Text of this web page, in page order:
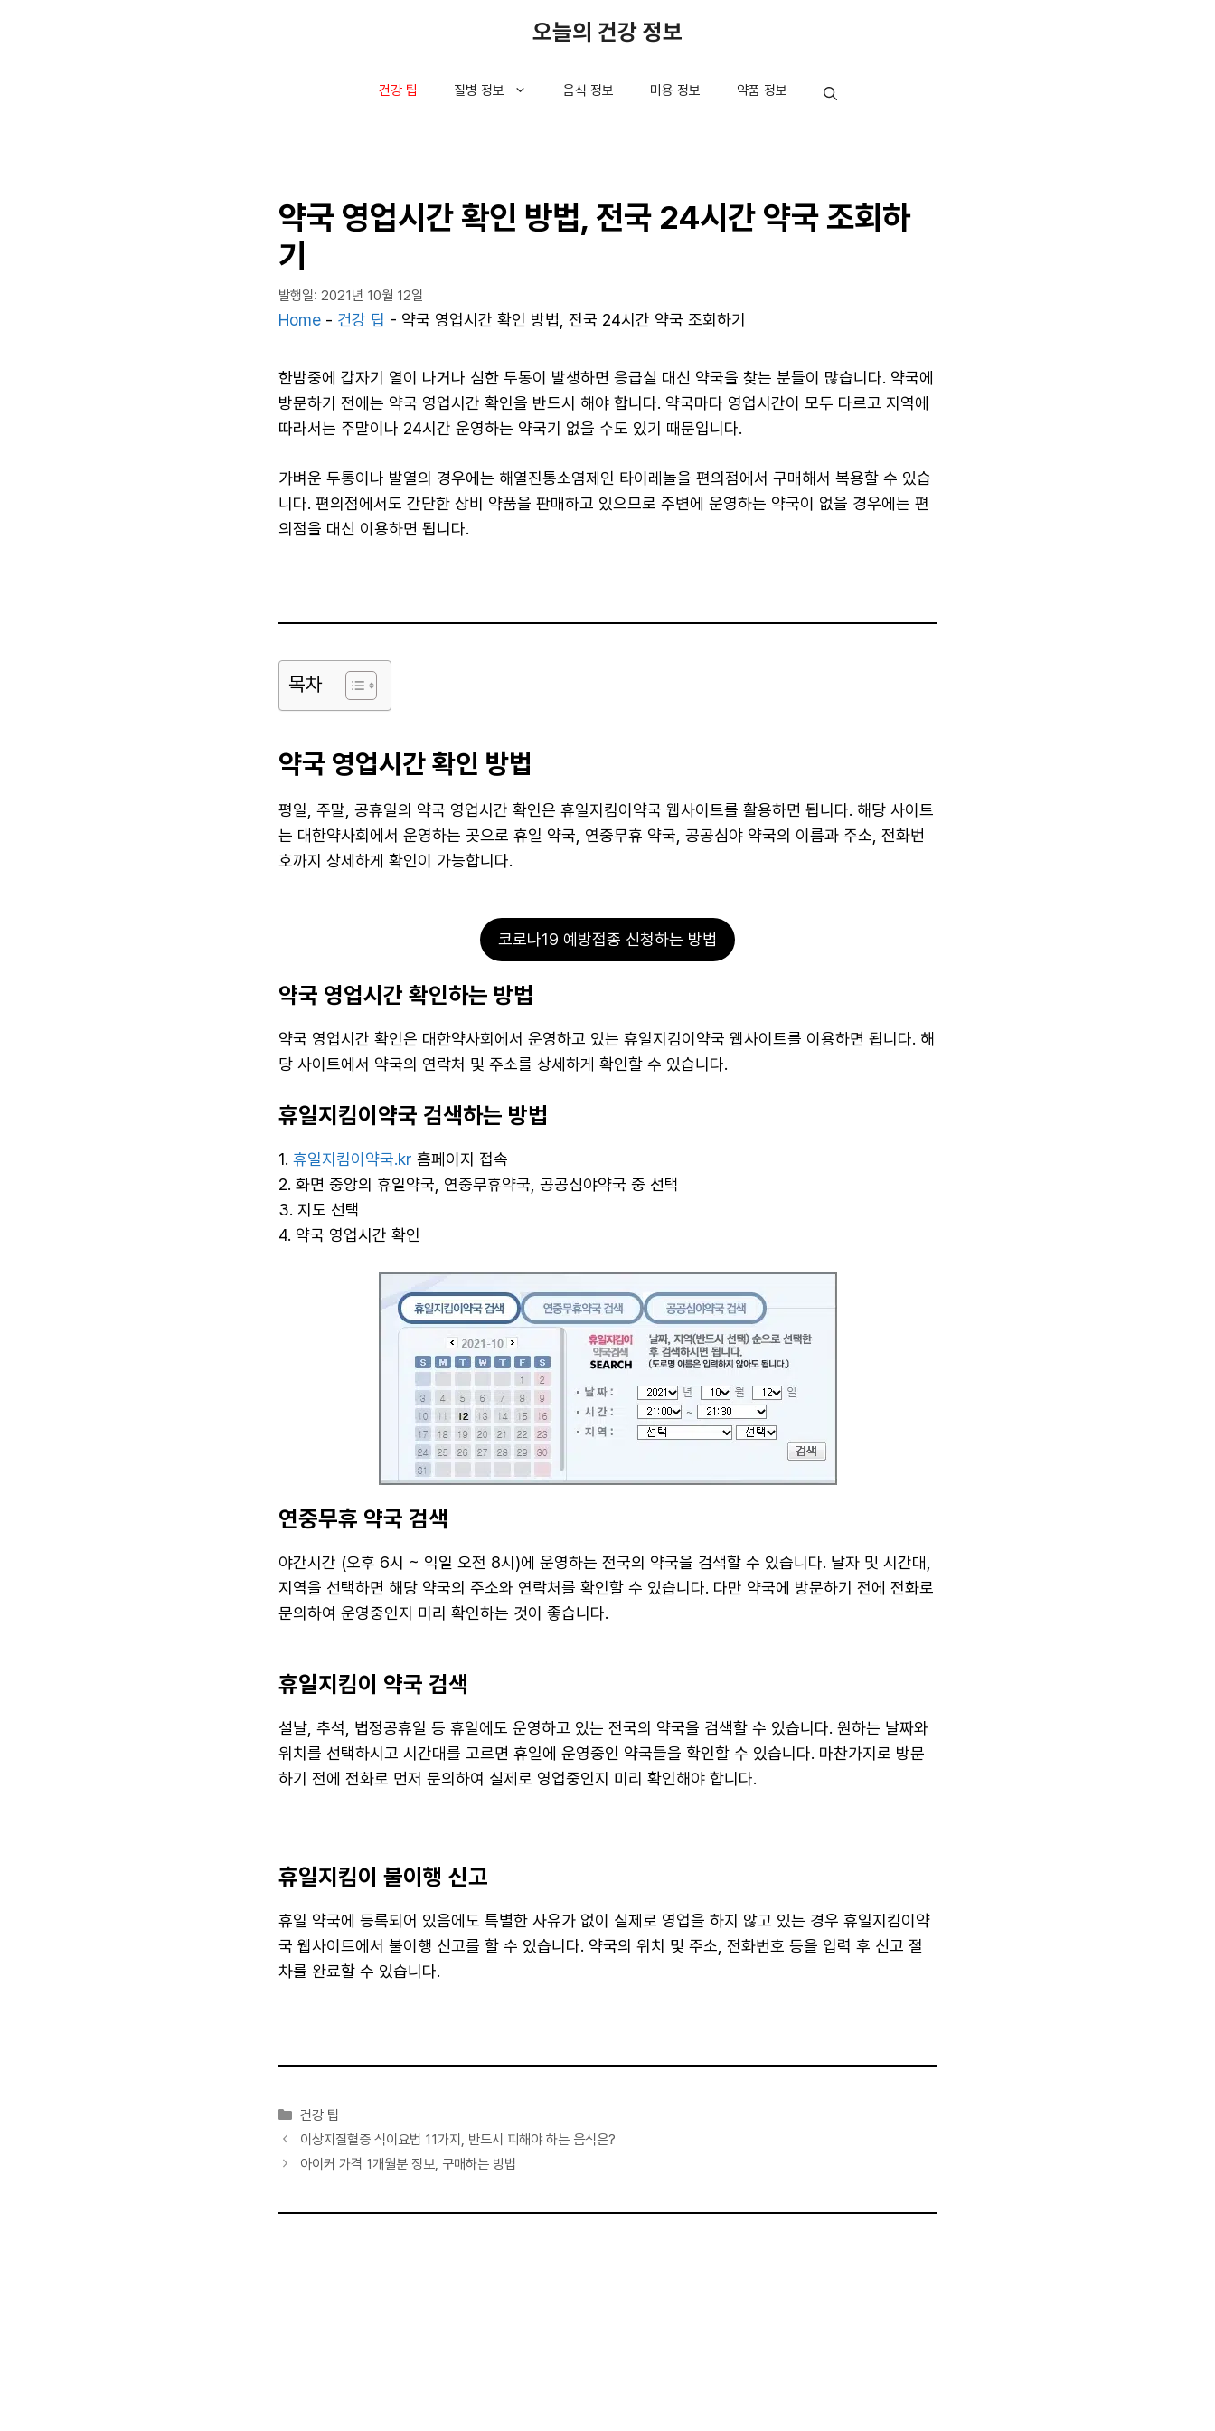
오늘의 건강 정보
건강 팁 질병 정보 음식 정보 미용 정보 약품 정보
약국 영업시간 확인 방법, 전국 24시간 약국 조회하
기
발행일: 2021년 10월 12일
Home - 건강 팁 - 약국 영업시간 확인 방법, 전국 24시간 약국 조회하기
한밤중에 갑자기 열이 나거나 심한 두통이 발생하면 응급실 대신 약국을 찾는 분들이 많습니다. 약국에
방문하기 전에는 약국 영업시간 확인을 반드시 해야 합니다. 약국마다 영업시간이 모두 다르고 지역에
따라서는 주말이나 24시간 운영하는 약국기 없을 수도 있기 때문입니다.
가벼운 두통이나 발열의 경우에는 해열진통소염제인 타이레놀을 편의점에서 구매해서 복용할 수 있습
니다. 편의점에서도 간단한 상비 약품을 판매하고 있으므로 주변에 운영하는 약국이 없을 경우에는 편
의점을 대신 이용하면 됩니다.
목차
약국 영업시간 확인 방법
평일, 주말, 공휴일의 약국 영업시간 확인은 휴일지킴이약국 웹사이트를 활용하면 됩니다. 해당 사이트
는 대한약사회에서 운영하는 곳으로 휴일 약국, 연중무휴 약국, 공공심야 약국의 이름과 주소, 전화번
호까지 상세하게 확인이 가능합니다.
코로나19 예방접종 신청하는 방법
약국 영업시간 확인하는 방법
약국 영업시간 확인은 대한약사회에서 운영하고 있는 휴일지킴이약국 웹사이트를 이용하면 됩니다. 해
당 사이트에서 약국의 연락처 및 주소를 상세하게 확인할 수 있습니다.
휴일지킴이약국 검색하는 방법
1. 휴일지킴이약국.kr 홈페이지 접속
2. 화면 중앙의 휴일약국, 연중무휴약국, 공공심야약국 중 선택
3. 지도 선택
4. 약국 영업시간 확인
연중무휴 약국 검색
야간시간 (오후 6시 ~ 익일 오전 8시)에 운영하는 전국의 약국을 검색할 수 있습니다. 날자 및 시간대,
지역을 선택하면 해당 약국의 주소와 연락처를 확인할 수 있습니다. 다만 약국에 방문하기 전에 전화로
문의하여 운영중인지 미리 확인하는 것이 좋습니다.
휴일지킴이 약국 검색
설날, 추석, 법정공휴일 등 휴일에도 운영하고 있는 전국의 약국을 검색할 수 있습니다. 원하는 날짜와
위치를 선택하시고 시간대를 고르면 휴일에 운영중인 약국들을 확인할 수 있습니다. 마찬가지로 방문
하기 전에 전화로 먼저 문의하여 실제로 영업중인지 미리 확인해야 합니다.
휴일지킴이 불이행 신고
휴일 약국에 등록되어 있음에도 특별한 사유가 없이 실제로 영업을 하지 않고 있는 경우 휴일지킴이약
국 웹사이트에서 불이행 신고를 할 수 있습니다. 약국의 위치 및 주소, 전화번호 등을 입력 후 신고 절
차를 완료할 수 있습니다.
카
테
고
건강 팁
이상지질혈증 식이요법 11가지, 반드시 피해야 하는 음식은?
아이커 가격 1개월분 정보, 구매하는 방법